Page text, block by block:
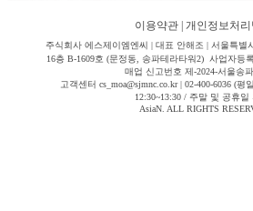
이용약관 개인정보처리
주식회사 에스제이엠엔씨 | 대표 안해조 | 서울특별
16층 B-1609호 (문정동, 송파테라타워2) 사업자등
매업 신고번호 제-2024-서울송
고객센터 cs_moa@sjmnc.co.kr | 02-400-6036 (평
12:30~13:30 / 주말 및 공휴일
AsiaN. ALL RIGHTS